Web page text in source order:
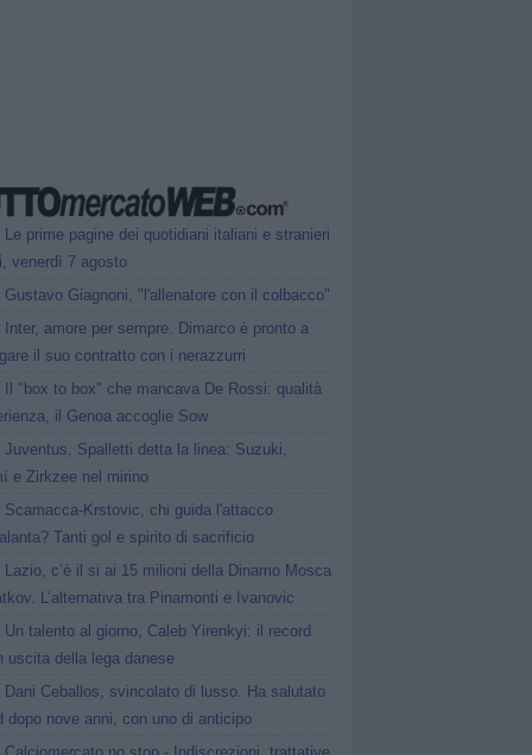
Le prime pagine dei quotidiani italiani e stranieri
venerdì 7 agosto
Gustavo Giagnoni, "l'allenatore con il colbacco"
Inter, amore per sempre. Dimarco è pronto a
il suo contratto con i nerazzurri
Il "box to box" che mancava De Rossi: qualità
il Genoa accoglie Sow
Juventus, Spalletti detta la linea: Suzuki,
e Zirkzee nel mirino
Scamacca-Krstovic, chi guida l'attacco
Tanti gol e spirito di sacrificio
Lazio, c’è il si ai 15 milioni della Dinamo Mosca
L’alternativa tra Pinamonti e Ivanovic
Un talento al giorno, Caleb Yirenkyi: il record
uscita della lega danese
Dani Ceballos, svincolato di lusso. Ha salutato
dopo nove anni, con uno di anticipo